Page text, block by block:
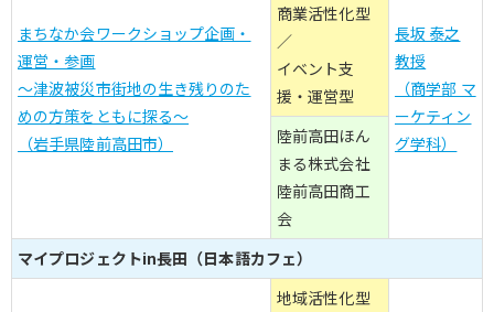
まちなか会ワークショップ企画・
運営・参画
～津波被災市街地の生き残りのた
めの方策をともに探る～
（岩手県陸前高田市）
商業活性化型
／
イベント支
援・運営型
長坂 泰之
教授
（商学部 マ
ーケティン
グ学科）
陸前高田ほん
まる株式会社
陸前高田商工
会
マイプロジェクトin長田（日本語カフェ）
地域活性化型